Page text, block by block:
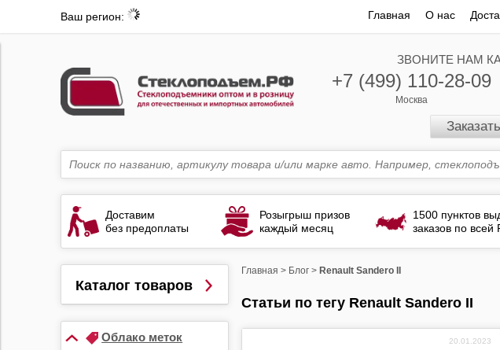
Ваш регион: Главная О нас
ЗВОНИТЕ НАМ
+7 (499) 110-28-09
Москва
Доставим
без предоплаты
Розыгрыш призов
каждый месяц
1500 пунктов
заказов по всей
Каталог товаров
Облако меток
Главная > Блог > Renault Sandero II
Статьи по тегу Renault Sandero II
20.01.2023